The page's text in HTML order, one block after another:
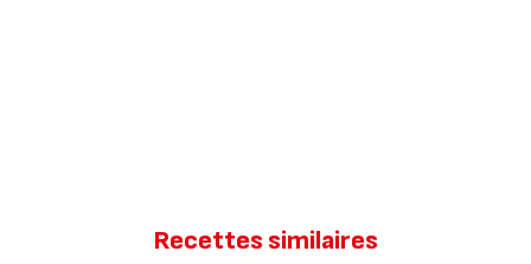
Recettes similaires